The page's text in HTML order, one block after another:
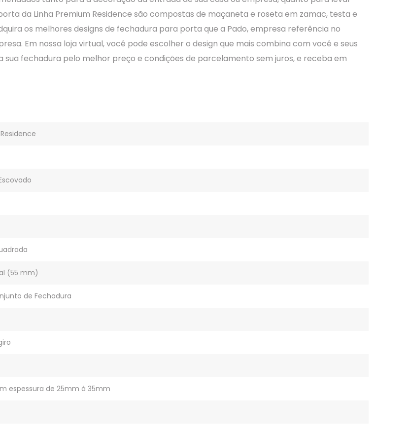
da Linha Premium Residence são compostas de maçaneta e roseta em zamac, testa e
os melhores designs de fechadura para porta que a Pado, empresa referência no
Em nossa loja virtual, você pode escolher o design que mais combina com você e seus
fechadura pelo melhor preço e condições de parcelamento sem juros, e receba em
(55 mm)
de Fechadura
espessura de 25mm à 35mm